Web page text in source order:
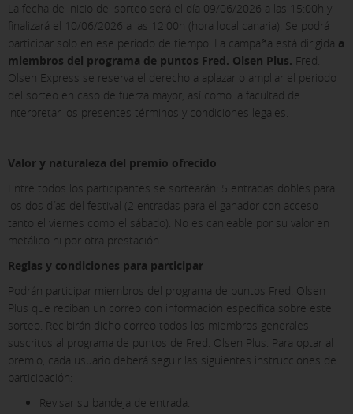
La fecha de inicio del sorteo será el día 09/06/2026 a las 15:00h y
finalizará el 10/06/2026 a las 12:00h (hora local canaria). Se podrá
participar solo en ese periodo de tiempo. La campaña está dirigida a
miembros del programa de puntos Fred. Olsen Plus. Fred.
Olsen Express se reserva el derecho a aplazar o ampliar el periodo
del sorteo en caso de fuerza mayor, así como la facultad de
interpretar los presentes términos y condiciones legales.
Valor y naturaleza del premio ofrecido
Entre todos los participantes se sortearán: 5 entradas dobles para
los dos días del festival (2 entradas para el ganador con acceso
tanto el viernes como el sábado). No es canjeable por su valor en
metálico ni por otra prestación.
Reglas y condiciones para participar
Podrán participar miembros del programa de puntos Fred. Olsen
Plus que reciban un correo con información específica sobre este
sorteo. Recibirán dicho correo todos los miembros generales
suscritos al programa de puntos de Fred. Olsen Plus. Para optar al
premio, cada usuario deberá seguir las siguientes instrucciones de
participación:
Revisar su bandeja de entrada.